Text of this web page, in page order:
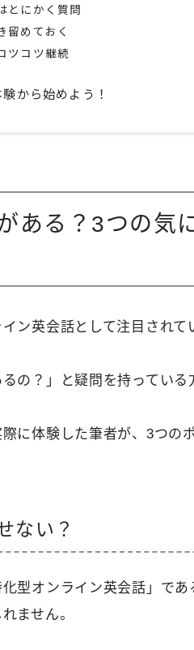
とにかく質問
めておく
ツコツ継続
から始めよう！
ある？3つの気
ン英会話として注目されて
の？」と疑問を持っている
に体験した筆者が、3つの
ない？
型オンライン英会話」で
ません。